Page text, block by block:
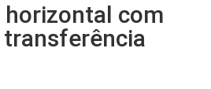
com
transferência